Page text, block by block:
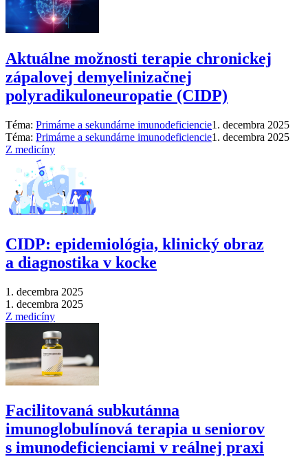
Aktuálne možnosti terapie chronickej
zápalovej demyelinizačnej
polyradikuloneuropatie (CIDP)
Téma: Primárne a sekundárne imunodeficiencie1. decembra 2025
Téma: Primárne a sekundárne imunodeficiencie1. decembra 2025
Z medicíny
CIDP: epidemiológia, klinický obraz
a diagnostika v kocke
1. decembra 2025
1. decembra 2025
Z medicíny
Facilitovaná subkutánna
imunoglobulínová terapia u seniorov
s imunodeficienciami v reálnej praxi